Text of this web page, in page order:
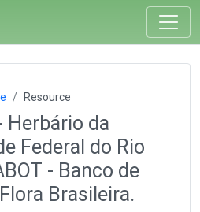
Resource
Herbário da
Federal do Rio
- Banco de
Brasileira.